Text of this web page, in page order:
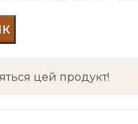
цей продукт!